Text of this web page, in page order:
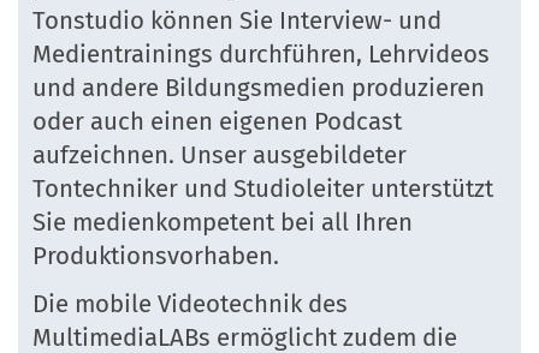
Tonstudio können Sie Interview- und
Medientrainings durchführen, Lehrvideos
und andere Bildungsmedien produzieren
oder auch einen eigenen Podcast
aufzeichnen. Unser ausgebildeter
Tontechniker und Studioleiter unterstützt
Sie medienkompetent bei all Ihren
Produktionsvorhaben.
Die mobile Videotechnik des
MultimediaLABs ermöglicht zudem die